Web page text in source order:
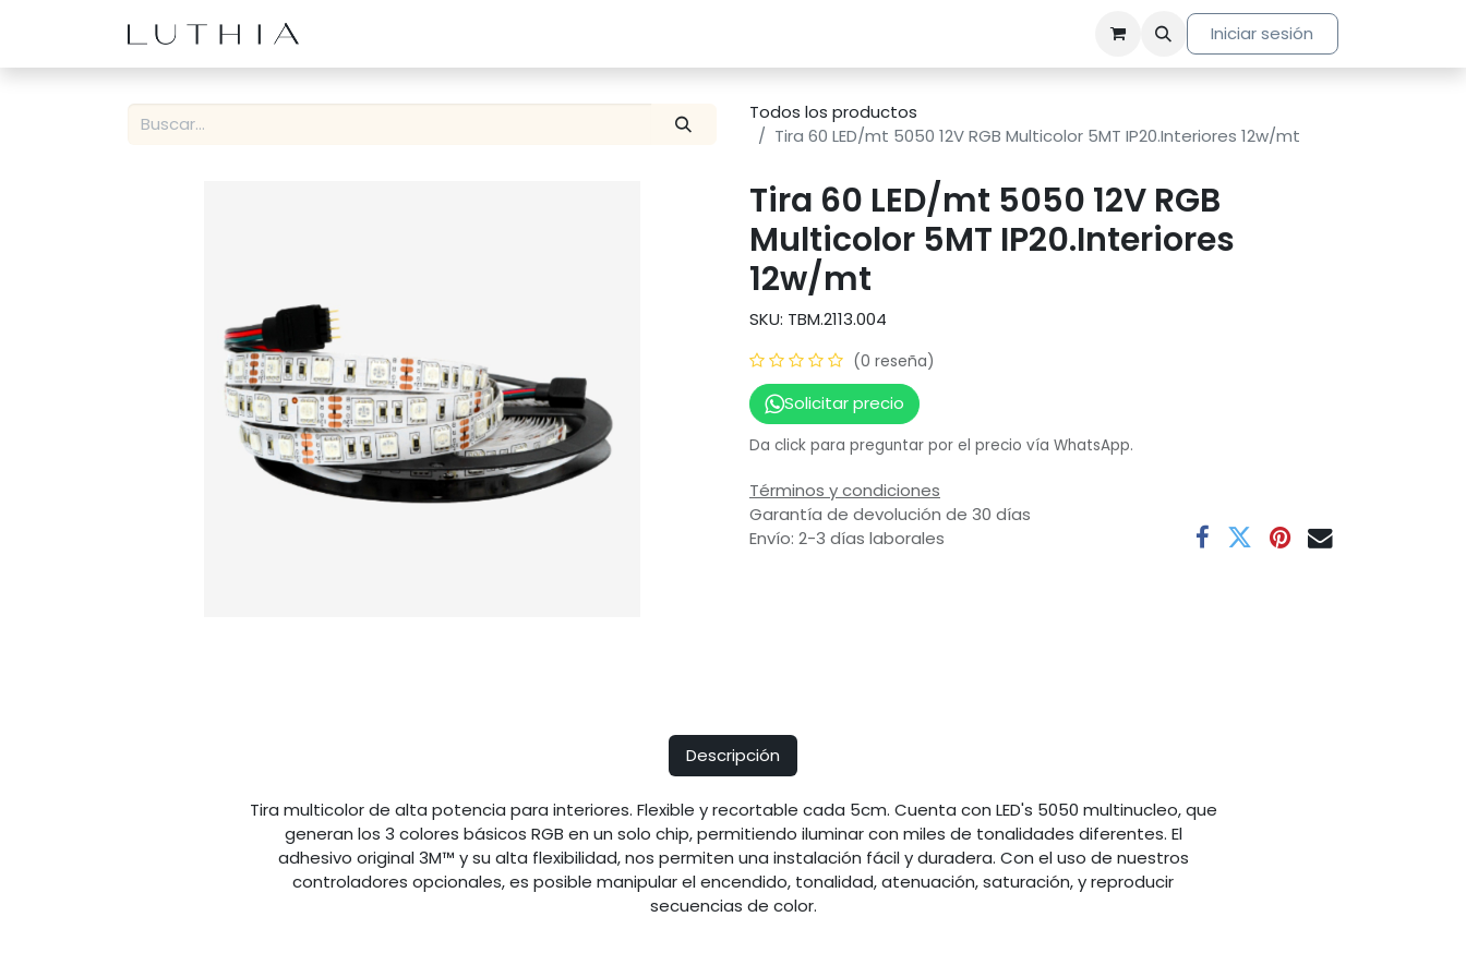
Iniciar sesión
Todos los productos
Tira 60 LED/mt 5050 12V RGB Multicolor 5MT IP20.Interiores 12w/mt
Tira 60 LED/mt 5050 12V RGB
Multicolor 5MT IP20.Interiores
12w/mt
SKU: TBM.2113.004
(0 reseña)
Solicitar precio
Da click para preguntar por el precio vía WhatsApp.
Términos y condiciones
Garantía de devolución de 30 días
Envío: 2-3 días laborales
Descripción
Tira multicolor de alta potencia para interiores. Flexible y recortable cada 5cm. Cuenta con LED's 5050 multinucleo, que
generan los 3 colores básicos RGB en un solo chip, permitiendo iluminar con miles de tonalidades diferentes. El
adhesivo original 3M™ y su alta flexibilidad, nos permiten una instalación fácil y duradera. Con el uso de nuestros
controladores opcionales, es posible manipular el encendido, tonalidad, atenuación, saturación, y reproducir
secuencias de color.